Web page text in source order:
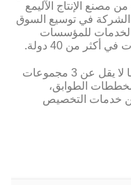
متر مربع من مصنع الإنتاج الآليمع
في توسيع السوق
بتوفير الخدمات للمؤسسات
من 40 دولة.
نحن نطلق باستمرار ما لا يقل عن 3 مجموعات
الطوابق،
من خدمات التخصيص